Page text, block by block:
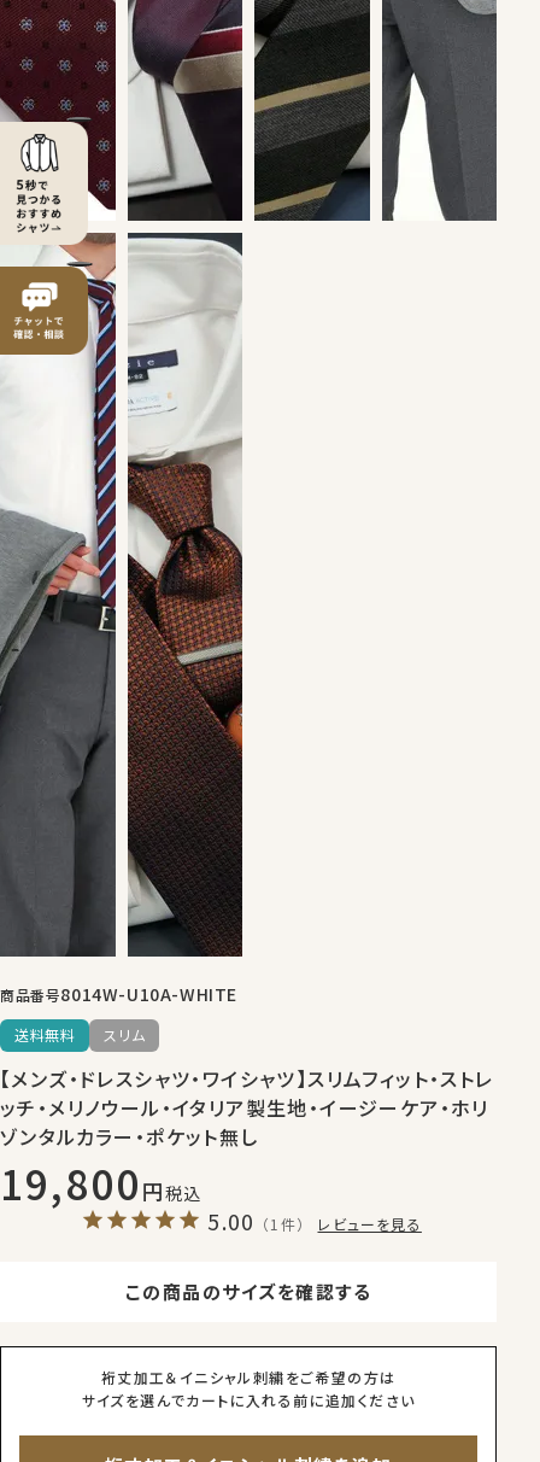
商品番号8014W-U10A-WHITE
送料無料 スリム
【メンズ・ドレスシャツ・ワイシャツ】スリムフィット・ストレ
ッチ・メリノウール・イタリア製生地・イージーケア・ホリ
ゾンタルカラー・ポケット無し
19,800 税込
5.00 （1件） レビューを見る
この商品のサイズを確認する
裄丈加工＆イニシャル刺繍をご希望の方は
サイズを選んでカートに入れる前に追加ください